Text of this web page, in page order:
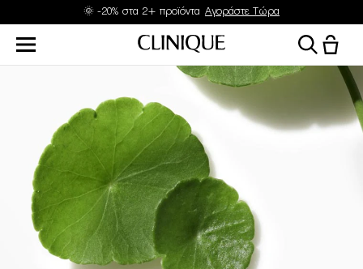
🌞 -20% στα 2+ προϊόντα Αγοράστε Τώρα